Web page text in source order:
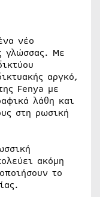
νέο
γλώσσας. Με
αργκό,
Fenya με
λάθη και
στη ρωσική
ακόμη
το